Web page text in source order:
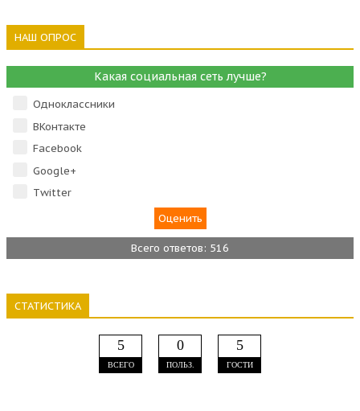
НАШ ОПРОС
Какая социальная сеть лучше?
Одноклассники
ВКонтакте
Facebook
Google+
Тwitter
Всего ответов: 516
СТАТИСТИКА
5
ВСЕГО
0
ПОЛЬЗ.
5
ГОСТИ